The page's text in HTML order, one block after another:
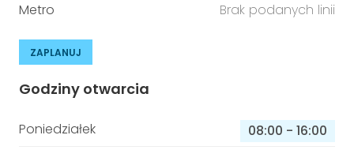
Metro
Brak podanych linii
ZAPLANUJ
Godziny otwarcia
Poniedziałek 08:00 - 16:00